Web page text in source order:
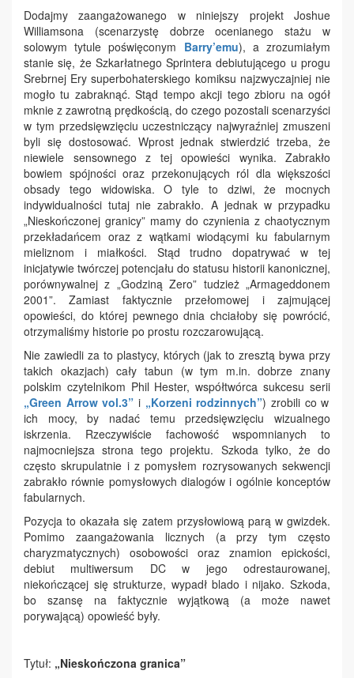
Dodajmy zaangażowanego w niniejszy projekt Joshue
Williamsona (scenarzystę dobrze ocenianego stażu w
solowym tytule poświęconym Barry’emu), a zrozumiałym
stanie się, że Szkarłatnego Sprintera debiutującego u progu
Srebrnej Ery superbohaterskiego komiksu najzwyczajniej nie
mogło tu zabraknąć. Stąd tempo akcji tego zbioru na ogół
mknie z zawrotną prędkością, do czego pozostali scenarzyści
w tym przedsięwzięciu uczestniczący najwyraźniej zmuszeni
byli się dostosować. Wprost jednak stwierdzić trzeba, że
niewiele sensownego z tej opowieści wynika. Zabrakło
bowiem spójności oraz przekonujących ról dla większości
obsady tego widowiska. O tyle to dziwi, że mocnych
indywidualności tutaj nie zabrakło. A jednak w przypadku
„Nieskończonej granicy” mamy do czynienia z chaotycznym
przekładańcem oraz z wątkami wiodącymi ku fabularnym
mieliznom i miałkości. Stąd trudno dopatrywać w tej
inicjatywie twórczej potencjału do statusu historii kanonicznej,
porównywalnej z „Godziną Zero” tudzież „Armageddonem
2001”. Zamiast faktycznie przełomowej i zajmującej
opowieści, do której pewnego dnia chciałoby się powrócić,
otrzymaliśmy historie po prostu rozczarowującą.
Nie zawiedli za to plastycy, których (jak to zresztą bywa przy
takich okazjach) cały tabun (w tym m.in. dobrze znany
polskim czytelnikom Phil Hester, współtwórca sukcesu serii
„Green Arrow vol.3” i „Korzeni rodzinnych”) zrobili co w
ich mocy, by nadać temu przedsięwzięciu wizualnego
iskrzenia. Rzeczywiście fachowość wspomnianych to
najmocniejsza strona tego projektu. Szkoda tylko, że do
często skrupulatnie i z pomysłem rozrysowanych sekwencji
zabrakło równie pomysłowych dialogów i ogólnie konceptów
fabularnych.
Pozycja to okazała się zatem przysłowiową parą w gwizdek.
Pomimo zaangażowania licznych (a przy tym często
charyzmatycznych) osobowości oraz znamion epickości,
debiut multiwersum DC w jego odrestaurowanej,
niekończącej się strukturze, wypadł blado i nijako. Szkoda,
bo szansę na faktycznie wyjątkową (a może nawet
porywającą) opowieść były.
Tytuł: „Nieskończona granica”